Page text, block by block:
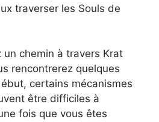
traverser les Souls de
un chemin à travers Krat
rencontrerez quelques
certains mécanismes
être difficiles à
fois que vous êtes